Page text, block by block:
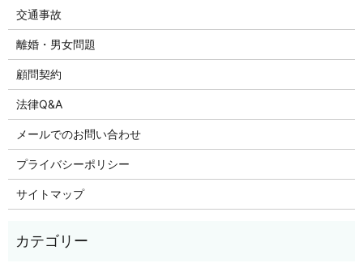
交通事故
離婚・男女問題
顧問契約
法律Q&A
メールでのお問い合わせ
プライバシーポリシー
サイトマップ